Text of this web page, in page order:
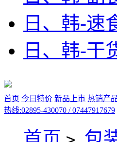
日、韩-速
日、韩-干
首页 今日特价 新品上市 热销产
热线:02895-430070 / 07447917679